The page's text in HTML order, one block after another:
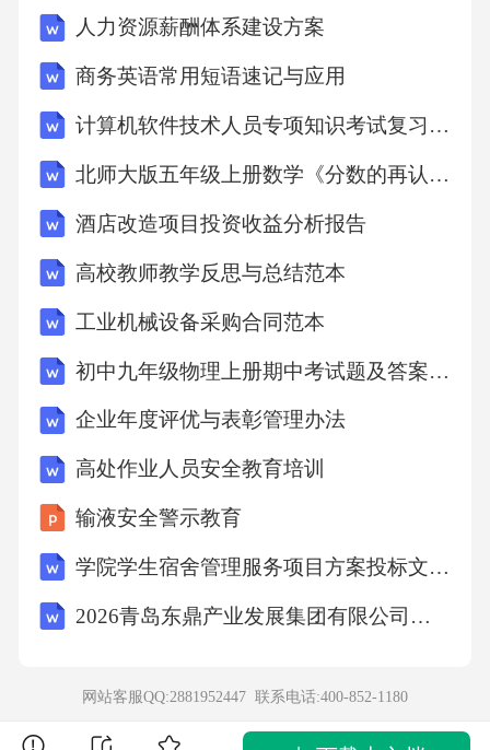
活动等制定的专项性应急处置方案。3.现场处置
方案：针对具体的作业岗位、设备设施、场所
强的应急处置措施，通常包含应急处置卡等简
便形式。（二）应急预案的核心要素无论何种
类型的应急预案，均应包含以下核心内容：1.应
急组织机构及职责：*明确应急领导小组（指挥
部）、各专业工作组（如抢险救援组、医疗救
护组、疏散引导组、后勤保障组、通讯联络
组、善后处理组、现场保卫组、技术专家组
等）的组成人员及其具体职责。*确保指挥体系
同类型紧急情况的预警级别和发布程序。*规定
事故信息报告的程序、内容、时限和责任人，
包括内部报告和向外部相关部门（政府主管部
门、消防、急救中心等）的报告。确保信息传
人力资源薪酬体系建设方案
商务英语常用短语速记与应用
计算机软件技术人员专项知识考试复习题库（附答案）
北师大版五年级上册数学《分数的再认识》练习题
酒店改造项目投资收益分析报告
高校教师教学反思与总结范本
工业机械设备采购合同范本
初中九年级物理上册期中考试题及答案【完整版】
企业年度评优与表彰管理办法
高处作业人员安全教育培训
输液安全警示教育
学院学生宿舍管理服务项目方案投标文件（技术方案）
2026青岛东鼎产业发展集团有限公司招聘笔试备考题库及答案解析
网站客服QQ:2881952447 联系电话:400-852-1180